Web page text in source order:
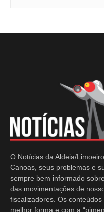
O Notícias da Aldeia/
Canoas, seus problemas e
sempre bem informado
das movimentações de
fiscalizadores. Os
melhor forma e com a